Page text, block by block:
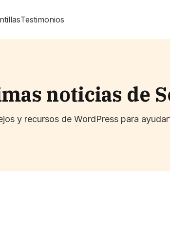
Testimonios
noticias de
y recursos de WordPress para